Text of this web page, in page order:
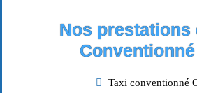
Nos prestations
Taxi conventionné